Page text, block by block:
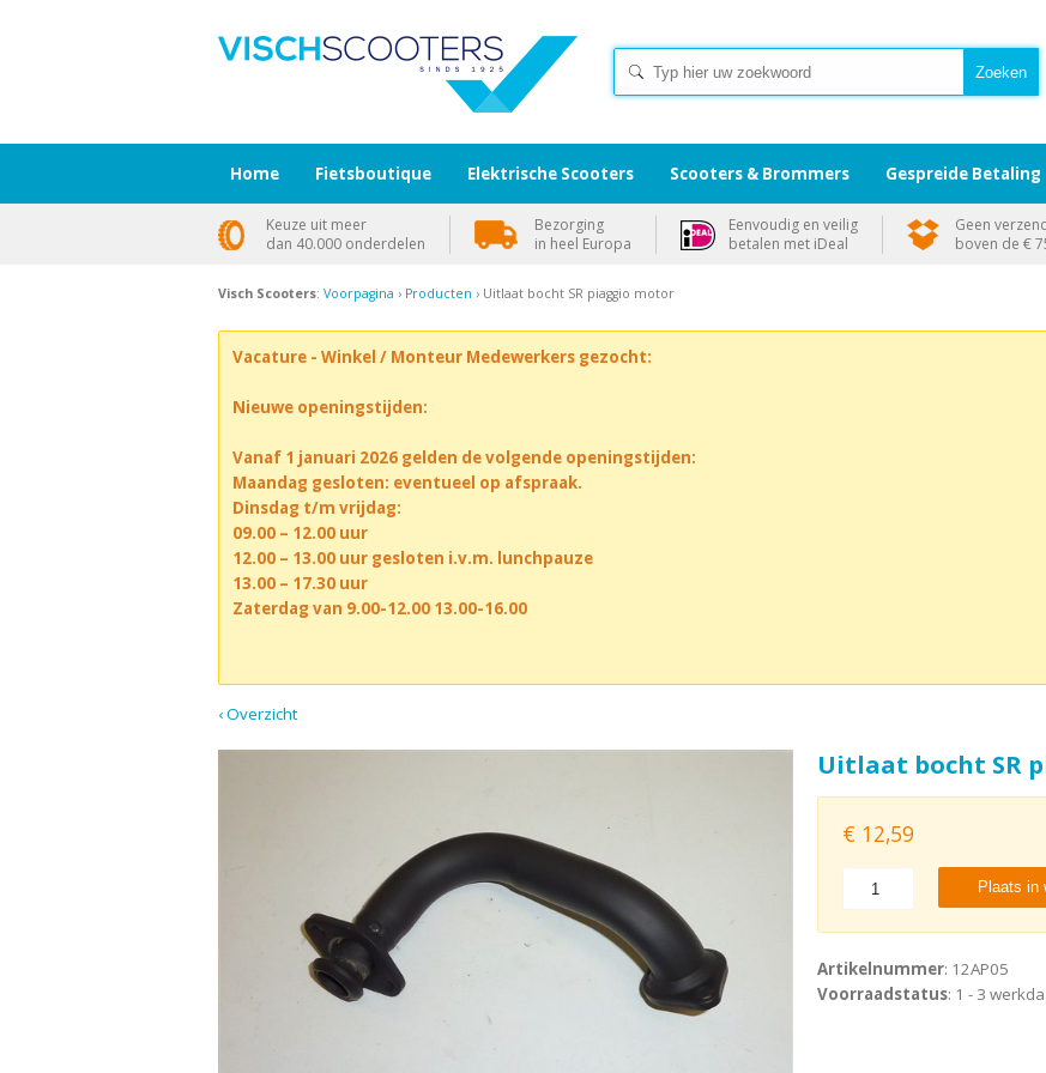
Visch Scooters: Voorpagina › Producten › Uitlaat bocht SR piaggio motor
Vacature - Winkel / Monteur Medewerkers gezocht:
Nieuwe openingstijden:
Vanaf 1 januari 2026 gelden de volgende openingstijden:
Maandag gesloten: eventueel op afspraak.
Dinsdag t/m vrijdag:
09.00 – 12.00 uur
12.00 – 13.00 uur gesloten i.v.m. lunchpauze
13.00 – 17.30 uur
Zaterdag van 9.00-12.00 13.00-16.00
‹ Overzicht
Uitlaat bocht SR
€ 12,59
Plaats in
Artikelnummer: 12AP05
Voorraadstatus: 1 - 3
Home Fietsboutique Elektrische Scooters Scooters & Brommers Gespreide Betaling
Keuze uit meer
dan 40.000 onderdelen
Bezorging
in heel Europa
Eenvoudig en veilig
betalen met iDeal
Geen
boven de €